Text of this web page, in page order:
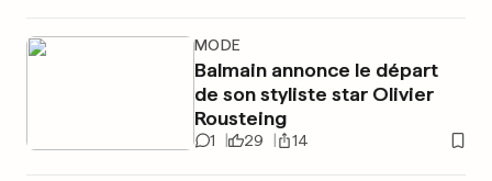
MODE
Balmain annonce le départ
de son styliste star Olivier
Rousteing
1 29 14